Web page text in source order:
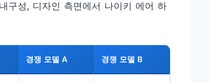
구성, 디자인 측면에서 나이키 에어 하
경쟁 모델 A 경쟁 모델 B